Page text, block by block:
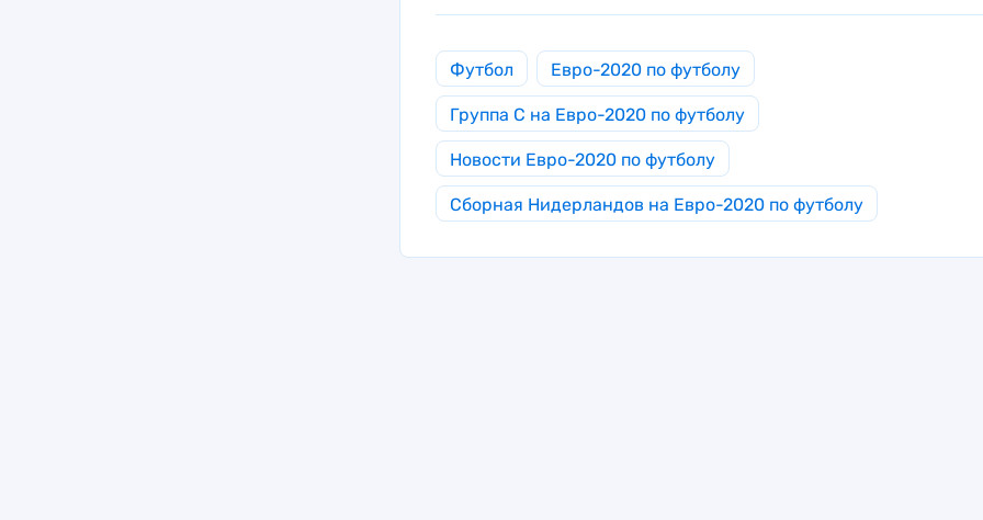
Футбол Евро-2020 по футболу
Группа C на Евро-2020 по футболу
Новости Евро-2020 по футболу
Сборная Нидерландов на Евро-2020 по футболу